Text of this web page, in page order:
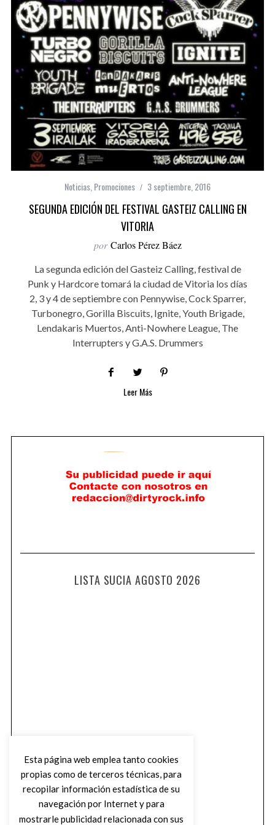
Noticias Promociones 3 septiembre, 2016
SEGUNDA EDICIÓN DEL FESTIVAL GASTEIZ CALLING EN
VITORIA
por Carlos Pérez Báez
La segunda edición del Gasteiz Calling, festival de
Punk y Hardcore tomará la ciudad de Vitoria los días
2, 3 y 4 de septiembre con Pennywise, Cock Sparrer,
Turbonegro, Gorilla Biscuits, Ignite, Youth Brigade,
Lendakaris Muertos, Anti-Nowhere League, The
Interrupters y G.A.S. Drummers
Leer Más
LISTA SUCIA AGOSTO 2026
Esta página web emplea tanto cookies
propias como de terceros técnicas, para
recopilar información estadística de su
navegación por Internet y para
mostrarle publicidad relacionada con sus